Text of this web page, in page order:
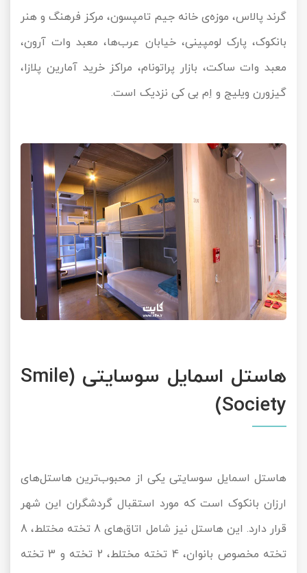
گرند پالاس، موزه‌ی خانه جیم تامپسون، مرکز فرهنگ و هنر
بانکوک، پارک لومپینی، خیابان عرب‌ها، معبد وات آرون،
معبد وات ساکت، بازار پراتونام، مراکز خرید آمارین پلازا،
گیزورن ویلیج و اِم بی کی نزدیک است.
هاستل اسمایل سوسایتی (Smile
Society)
هاستل اسمایل سوسایتی یکی از محبوب‌ترین هاستل‌‌های
ارزان بانکوک است که مورد استقبال گردشگران این شهر
قرار دارد. این هاستل نیز شامل اتاق‌های 8 تخته مختلط، 8
تخته مخصوص بانوان، 4 تخته مختلط، 2 تخته و 3 تخته